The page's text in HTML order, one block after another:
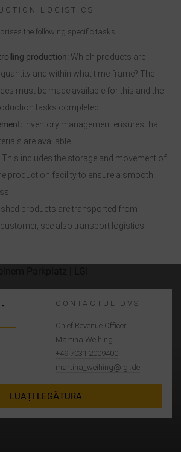
LOGISTICS
the following specific tasks:
production: Which products are
and within what time frame? The
must be made available for this and the
tasks completed.
Inventory management ensures that
are available.
This includes the storage and movement of
production facility to ensure a smooth
products are transported from
see also transport logistics.
CONTACTUL DVS
Chief Revenue Officer
Martina Weihing
+49 7031 2009400
martina_weihing@lgi.de
LUAȚI LEGĂTURA